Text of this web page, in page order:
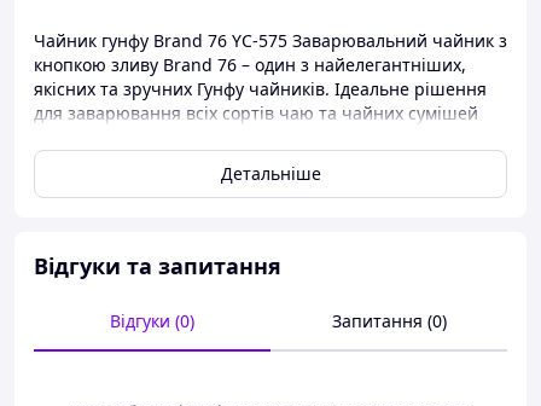
Чайник гунфу Brand 76 YC-575 Заварювальний чайник з
кнопкою зливу Brand 76 – один з найелегантніших,
якісних та зручних Гунфу чайників. Ідеальне рішення
для заварювання всіх сортів чаю та чайних сумішей
заварювальної колби: 200 мл. Фігурний злив у формі
кулі. Зовнішня колба – жароміцне скло, внутрішня –
точно контролювати процес заварювання та з
точністю до секунди обмежувати час на заварку. Якщо
то це оптимальне рішення. Особливості чайників
марки Brand 76 - цільна колба з фігурним зливом,
Детальніше
Відгуки та запитання
Відгуки (0) Запитання (0)